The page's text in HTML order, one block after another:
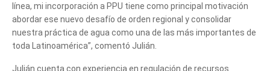
línea, mi incorporación a PPU tiene como principal motivación
abordar ese nuevo desafío de orden regional y consolidar
nuestra práctica de agua como una de las más importantes de
toda Latinoamérica”, comentó Julián.
Julián cuenta con experiencia en regulación de recursos